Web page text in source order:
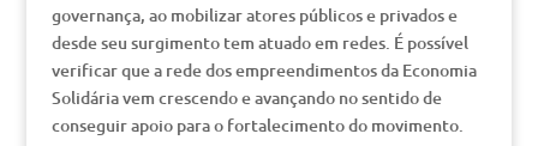
governança, ao mobilizar atores públicos e privados e
desde seu surgimento tem atuado em redes. É possível
verificar que a rede dos empreendimentos da Economia
Solidária vem crescendo e avançando no sentido de
conseguir apoio para o fortalecimento do movimento.